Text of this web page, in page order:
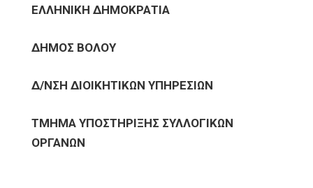
ΕΛΛΗΝΙΚΗ ΔΗΜΟΚΡΑΤΙΑ
ΔΗΜΟΣ ΒΟΛΟΥ
Δ/ΝΣΗ ΔΙΟΙΚΗΤΙΚΩΝ ΥΠΗΡΕΣΙΩΝ
ΤΜΗΜΑ ΥΠΟΣΤΗΡΙΞΗΣ ΣΥΛΛΟΓΙΚΩΝ
ΟΡΓΑΝΩΝ